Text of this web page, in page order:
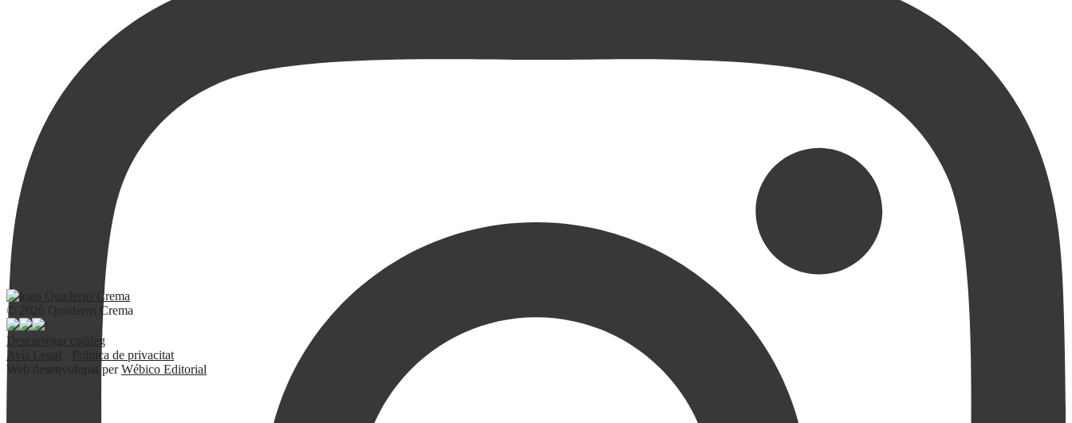
© 2026 Quaderns Crema
Descarregar catàleg
Avís Legal
Política de privacitat
Web desenvolupat perWébico Editorial